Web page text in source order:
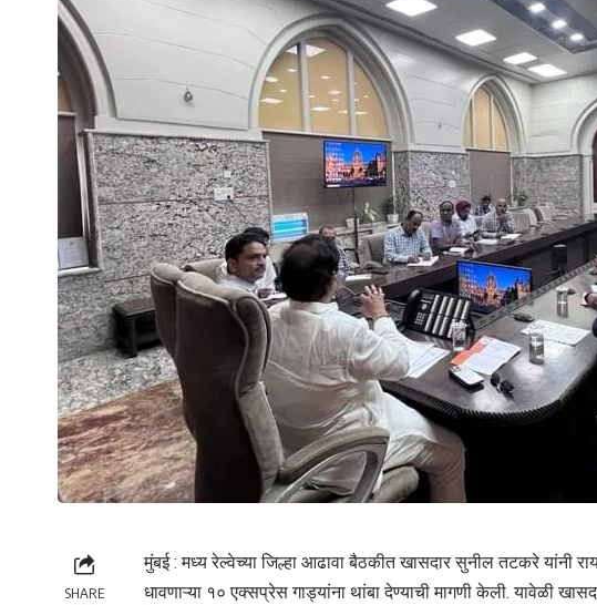
SHARE
मुंबई : मध्य रेल्वेच्या जिल्हा आढावा बैठकीत खासदार सुनील तटकरे यांनी
धावणाऱ्या १० एक्सप्रेस गाड्यांना थांबा देण्याची मागणी केली. यावेळी